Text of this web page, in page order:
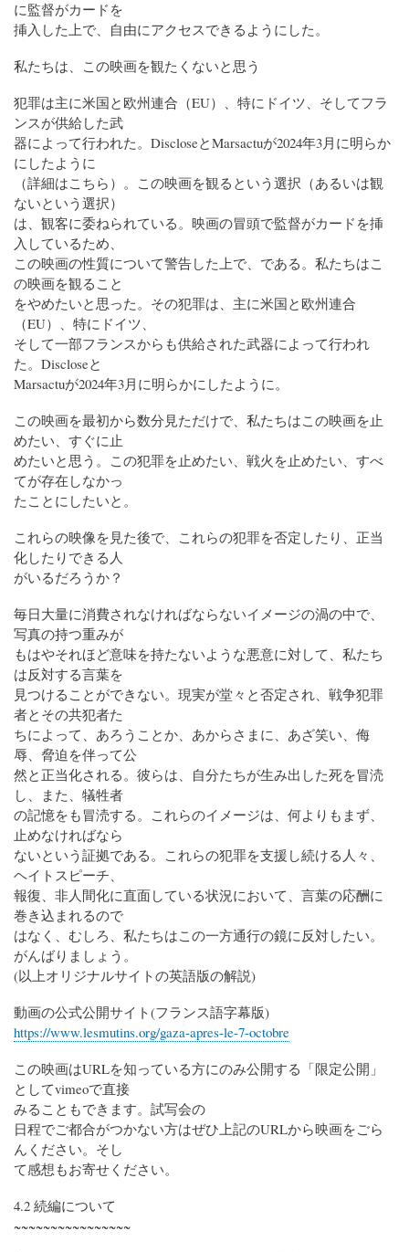
に監督がカードを
挿入した上で、自由にアクセスできるようにした。
私たちは、この映画を観たくないと思う
犯罪は主に米国と欧州連合（EU）、特にドイツ、そしてフラ
ンスが供給した武
器によって行われた。DiscloseとMarsactuが2024年3月に明らか
にしたように
（詳細はこちら）。この映画を観るという選択（あるいは観
ないという選択）
は、観客に委ねられている。映画の冒頭で監督がカードを挿
入しているため、
この映画の性質について警告した上で、である。私たちはこ
の映画を観ること
をやめたいと思った。その犯罪は、主に米国と欧州連合
（EU）、特にドイツ、
そして一部フランスからも供給された武器によって行われ
た。Discloseと
Marsactuが2024年3月に明らかにしたように。
この映画を最初から数分見ただけで、私たちはこの映画を止
めたい、すぐに止
めたいと思う。この犯罪を止めたい、戦火を止めたい、すべ
てが存在しなかっ
たことにしたいと。
これらの映像を見た後で、これらの犯罪を否定したり、正当
化したりできる人
がいるだろうか？
毎日大量に消費されなければならないイメージの渦の中で、
写真の持つ重みが
もはやそれほど意味を持たないような悪意に対して、私たち
は反対する言葉を
見つけることができない。現実が堂々と否定され、戦争犯罪
者とその共犯者た
ちによって、あろうことか、あからさまに、あざ笑い、侮
辱、脅迫を伴って公
然と正当化される。彼らは、自分たちが生み出した死を冒涜
し、また、犠牲者
の記憶をも冒涜する。これらのイメージは、何よりもまず、
止めなければなら
ないという証拠である。これらの犯罪を支援し続ける人々、
ヘイトスピーチ、
報復、非人間化に直面している状況において、言葉の応酬に
巻き込まれるので
はなく、むしろ、私たちはこの一方通行の鏡に反対したい。
がんばりましょう。
(以上オリジナルサイトの英語版の解説)
動画の公式公開サイト(フランス語字幕版)
https://www.lesmutins.org/gaza-apres-le-7-octobre
この映画はURLを知っている方にのみ公開する「限定公開」
としてvimeoで直接
みることもできます。 試写会の
日程でご都合がつかない方はぜひ上記のURLから映画をごら
んください。そし
て感想もお寄せください。
4.2 続編について
~~~~~~~~~~~~~~~~